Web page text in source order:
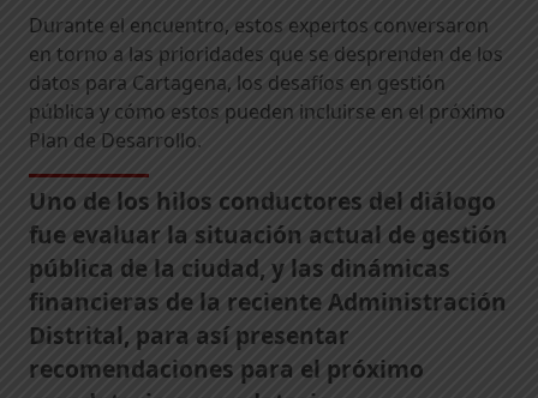
Durante el encuentro, estos expertos conversaron
en torno a las prioridades que se desprenden de los
datos para Cartagena, los desafíos en gestión
pública y cómo estos pueden incluirse en el próximo
Plan de Desarrollo.
Uno de los hilos conductores del diálogo
fue evaluar la situación actual de gestión
pública de la ciudad, y las dinámicas
financieras de la reciente Administración
Distrital, para así presentar
recomendaciones para el próximo